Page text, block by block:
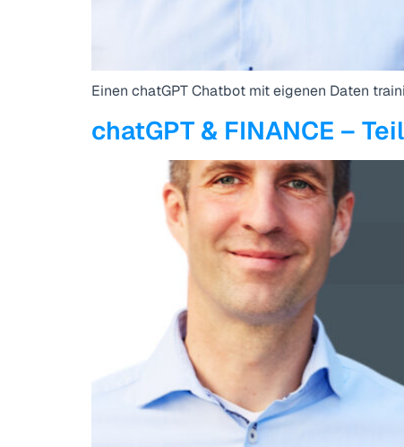
Einen chatGPT Chatbot mit eigenen Daten
chatGPT & FINANCE –